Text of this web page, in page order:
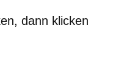
dann klicken